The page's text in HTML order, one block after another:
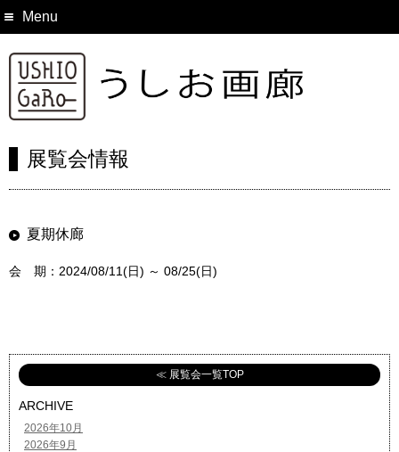
Menu
展覧会情報
夏期休廊
会 期：2024/08/11(日) ～ 08/25(日)
≪ 展覧会一覧TOP
ARCHIVE
2026年10月
2026年9月